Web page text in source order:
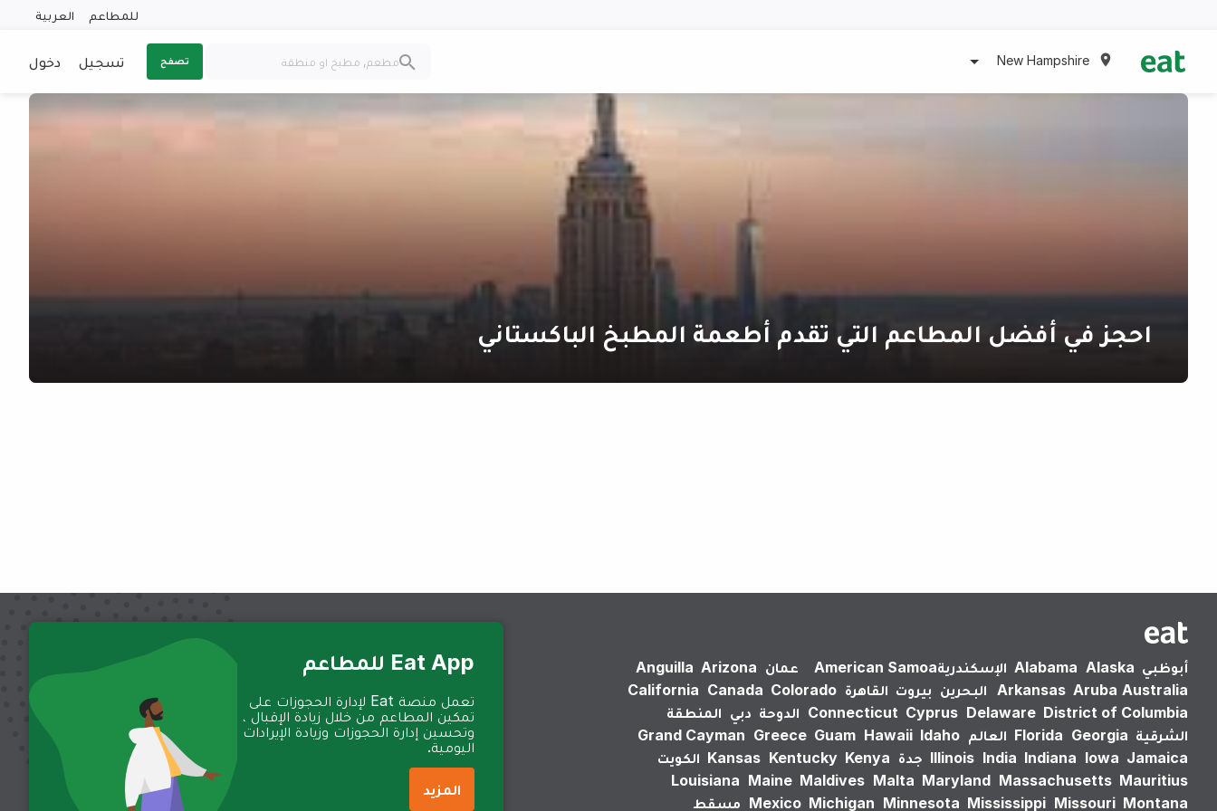
للمطاعم العربية
New Hampshire تصفح تسجيل دخول
احجز في أفضل المطاعم التي تقدم أطعمة المطبخ الباكستاني
أبوظبي Alabama Alaska الإسكندرية‎American Samoa عمان Anguilla Arizona
Arkansas Aruba Australia البحرين بيروت القاهرة California Canada Colorado
Connecticut Cyprus Delaware District of Columbia الدوحة دبي المنطقة
الشرقية
Florida Georgia العالم Grand Cayman Greece Guam Hawaii Idaho
Illinois India Indiana Iowa Jamaica جدة Kansas Kentucky Kenya
الكويت
Louisiana Maine Maldives Malta Maryland Massachusetts Mauritius
Mexico Michigan Minnesota Mississippi Missouri Montana مسقط
Eat App للمطاعم
تعمل منصة Eat لإدارة الحجوزات على
تمكين المطاعم من خلال زيادة الإقبال ،
وتحسين إدارة الحجوزات وزيادة الإيرادات
اليومية.
المزيد